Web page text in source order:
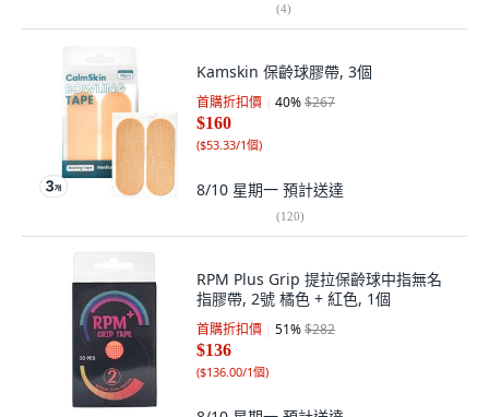
(4)
Kamskin 保齡球膠帶, 3個
首購折扣價 40%$267
$160
($53.33/1個)
8/10 星期一 預計送達
(120)
RPM Plus Grip 提拉保齡球中指無名
指膠帶, 2號 橘色 + 紅色, 1個
首購折扣價 51%$282
$136
($136.00/1個)